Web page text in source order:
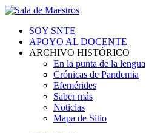
SOY SNTE
APOYO AL DOCENTE
ARCHIVO HISTÓRICO
En la punta de la lengua
Crónicas de Pandemia
Efemérides
Saber más
Noticias
Mapa de Sitio